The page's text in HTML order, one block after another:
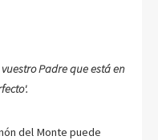
Padre que está en
del Monte puede